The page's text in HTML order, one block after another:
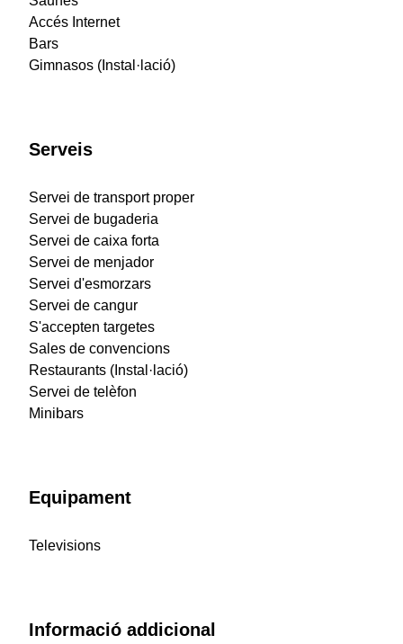
Accés Internet
Bars
Gimnasos (Instal·lació)
Serveis
Servei de transport proper
Servei de bugaderia
Servei de caixa forta
Servei de menjador
Servei d'esmorzars
Servei de cangur
S'accepten targetes
Sales de convencions
Restaurants (Instal·lació)
Servei de telèfon
Minibars
Equipament
Televisions
Informació addicional